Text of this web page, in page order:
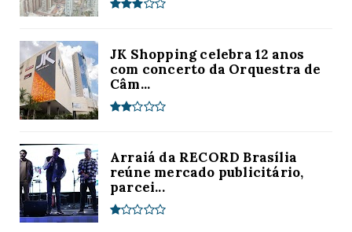
JK Shopping celebra 12 anos
com concerto da Orquestra de
Câm...
Arraiá da RECORD Brasília
reúne mercado publicitário,
parcei...